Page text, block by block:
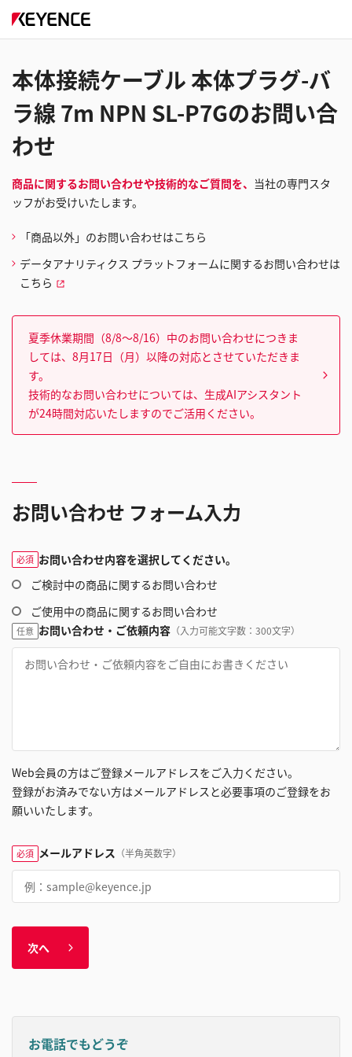
本体接続ケーブル 本体プラグ-バ
ラ線 7m NPN SL-P7Gのお問い合
わせ
商品に関するお問い合わせや技術的なご質問を、 当社の専門スタ
ッフがお受けいたします。
「商品以外」のお問い合わせはこちら
データアナリティクス プラットフォームに関するお問い合わせは
こちら
夏季休業期間（8/8～8/16）中のお問い合わせにつきま
しては、8月17日（月）以降の対応とさせていただきま
す。
技術的なお問い合わせについては、生成AIアシスタント
が24時間対応いたしますのでご活用ください。
お問い合わせ フォーム入力
必須 お問い合わせ内容を選択してください。
ご検討中の商品に関するお問い合わせ
ご使用中の商品に関するお問い合わせ
任意 お問い合わせ・ご依頼内容 （入力可能文字数：300文字）
Web会員の方はご登録メールアドレスをご入力ください。
登録がお済みでない方はメールアドレスと必要事項のご登録をお
願いいたします。
必須 メールアドレス （半角英数字）
次へ
お電話でもどうぞ